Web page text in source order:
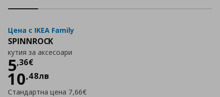
Цена с IKEA Family
SPINNROCK
кутия за аксесоари
5,36€
Цена
10,48лв
Стандартна цена 7,66€